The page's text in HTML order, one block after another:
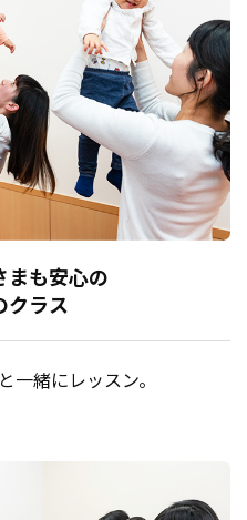
まも安心の
クラス
一緒にレッスン。